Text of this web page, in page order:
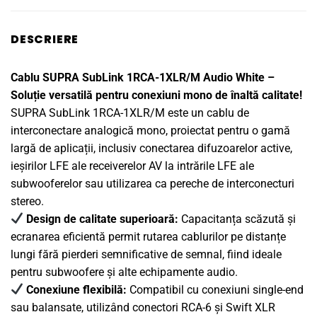
DESCRIERE
Cablu SUPRA SubLink 1RCA-1XLR/M Audio White –
Soluție versatilă pentru conexiuni mono de înaltă calitate!
SUPRA SubLink 1RCA-1XLR/M este un cablu de
interconectare analogică mono, proiectat pentru o gamă
largă de aplicații, inclusiv conectarea difuzoarelor active,
ieșirilor LFE ale receiverelor AV la intrările LFE ale
subwooferelor sau utilizarea ca pereche de interconecturi
stereo.
Design de calitate superioară: Capacitanța scăzută și
ecranarea eficientă permit rutarea cablurilor pe distanțe
lungi fără pierderi semnificative de semnal, fiind ideale
pentru subwoofere și alte echipamente audio.
Conexiune flexibilă: Compatibil cu conexiuni single-end
sau balansate, utilizând conectori RCA-6 și Swift XLR